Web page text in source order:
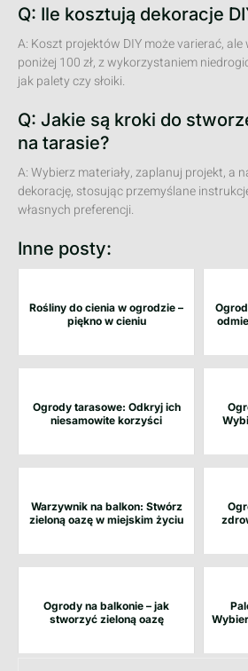
Q: Ile kosztują dekoracje
A: Koszt projektów DIY może varierać,
poniżej 100 zł, z wykorzystaniem
jak palety czy słoiki.
Q: Jakie są kroki do
na tarasie?
A: Wybierz materiały, zaplanuj projekt, a
dekorację, stosując przemyślane
własnych preferencji.
Inne posty:
Rośliny do cienia w ogrodzie –
piękno w cieniu
Ogrody tarasowe: Odkryj ich
niesamowite korzyści
Warzywnik na balkon: Stwórz
zieloną oazę w miejskim życiu
Ogrody na balkonie – jak
stworzyć zieloną oazę